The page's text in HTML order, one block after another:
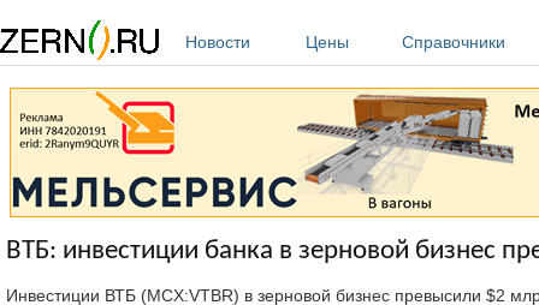
Новости
Цены Справочники
ВТБ: инвестиции банка в зерновой бизнес
Инвестиции ВТБ (MCX:VTBR) в зерновой бизнес превысили $2